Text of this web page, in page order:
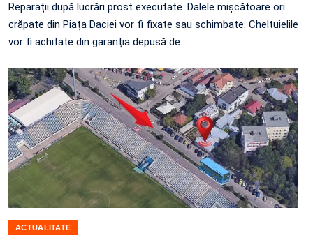
Reparații după lucrări prost executate. Dalele mișcătoare ori
crăpate din Piața Daciei vor fi fixate sau schimbate. Cheltuielile
vor fi achitate din garanția depusă de…
ACTUALITATE